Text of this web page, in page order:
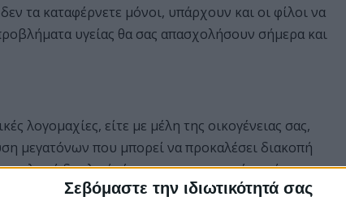
Σεβόμαστε την ιδιωτικότητά σας
τα καταφέρνετε μόνοι, υπάρχουν και οι φίλοι να
υγείας θα σας απασχολήσουν σήμερα και
λογομαχίες, είτε με μέλη της οικογένειας σας,
μεγατόνων που μπορεί να προκαλέσει διακοπή
σκληρή δουλειά είναι μεν σημαντικοί παράγοντες,
καριέρα σας. Βάλτε στόχους και ακολουθήστε